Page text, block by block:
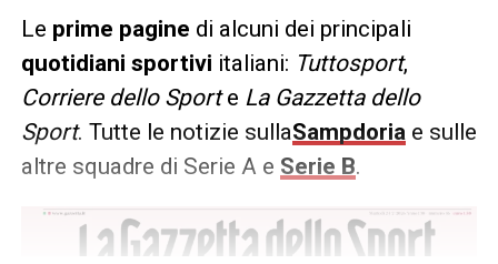
Le prime pagine di alcuni dei principali
quotidiani sportivi italiani: Tuttosport,
Corriere dello Sporte La Gazzetta dello
Sport. Tutte le notizie sullaSampdoriae sulle
altre squadre di Serie A e Serie B.